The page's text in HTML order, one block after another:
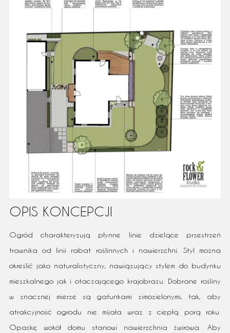
OPIS KONCEPCJI
Ogród charakteryzują płynne linie dzielące przestrzeń
trawnika od linii rabat roślinnych i nawierzchni. Styl można
określić jako naturalistyczny, nawiązujący stylem do budynku
mieszkalnego jak i otaczającego krajobrazu. Dobrane rośliny
w znacznej mierze są gatunkami zimozielonymi, tak, aby
atrakcyjność ogrodu nie mijała wraz z ciepłą porą roku.
Opaskę wokół domu stanowi nawierzchnia żwirowa. Aby